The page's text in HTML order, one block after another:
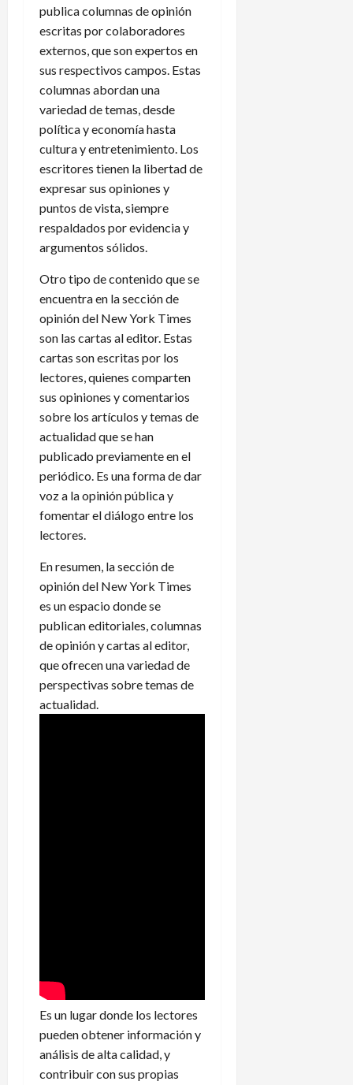
publica columnas de opinión
escritas por colaboradores
externos, que son expertos en
sus respectivos campos. Estas
columnas abordan una
variedad de temas, desde
política y economía hasta
cultura y entretenimiento. Los
escritores tienen la libertad de
expresar sus opiniones y
puntos de vista, siempre
respaldados por evidencia y
argumentos sólidos.
Otro tipo de contenido que se
encuentra en la sección de
opinión del New York Times
son las cartas al editor. Estas
cartas son escritas por los
lectores, quienes comparten
sus opiniones y comentarios
sobre los artículos y temas de
actualidad que se han
publicado previamente en el
periódico. Es una forma de dar
voz a la opinión pública y
fomentar el diálogo entre los
lectores.
En resumen, la sección de
opinión del New York Times
es un espacio donde se
publican editoriales, columnas
de opinión y cartas al editor,
que ofrecen una variedad de
perspectivas sobre temas de
actualidad.
Es un lugar donde los lectores
pueden obtener información y
análisis de alta calidad, y
contribuir con sus propias